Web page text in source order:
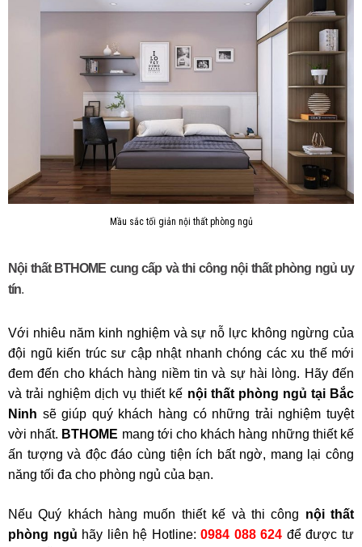
Mầu sắc tối giản nội thất phòng ngủ
Nội thất BTHOME cung cấp và thi công nội thất phòng ngủ uy
tín.
Với nhiêu năm kinh nghiệm và sự nỗ lực không ngừng của
đội ngũ kiến trúc sư cập nhật nhanh chóng các xu thế mới
đem đến cho khách hàng niềm tin và sự hài lòng. Hãy đến
và trải nghiệm dịch vụ thiết kế nội thất phòng ngủ tại Bắc
Ninh sẽ giúp quý khách hàng có những trải nghiệm tuyệt
vời nhất. BTHOME mang tới cho khách hàng những thiết kế
ấn tượng và độc đáo cùng tiện ích bất ngờ, mang lại công
năng tối đa cho phòng ngủ của bạn.
Nếu Quý khách hàng muốn thiết kế và thi công nội thất
phòng ngủ hãy liên hệ Hotline: 0984 088 624 để được tư